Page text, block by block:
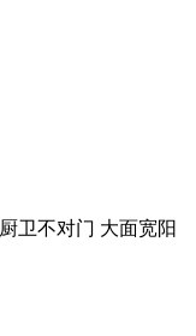
厨卫不对门 大面宽阳